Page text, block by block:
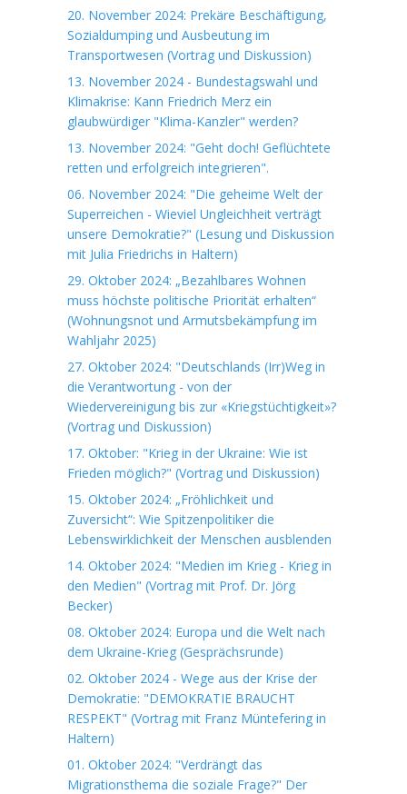
20. November 2024: Prekäre Beschäftigung,
Sozialdumping und Ausbeutung im
Transportwesen (Vortrag und Diskussion)
13. November 2024 - Bundestagswahl und
Klimakrise: Kann Friedrich Merz ein
glaubwürdiger "Klima-Kanzler" werden?
13. November 2024: "Geht doch! Geflüchtete
retten und erfolgreich integrieren".
06. November 2024: "Die geheime Welt der
Superreichen - Wieviel Ungleichheit verträgt
unsere Demokratie?" (Lesung und Diskussion
mit Julia Friedrichs in Haltern)
29. Oktober 2024: „Bezahlbares Wohnen
muss höchste politische Priorität erhalten“
(Wohnungsnot und Armutsbekämpfung im
Wahljahr 2025)
27. Oktober 2024: "Deutschlands (Irr)Weg in
die Verantwortung - von der
Wiedervereinigung bis zur «Kriegstüchtigkeit»?
(Vortrag und Diskussion)
17. Oktober: "Krieg in der Ukraine: Wie ist
Frieden möglich?" (Vortrag und Diskussion)
15. Oktober 2024: „Fröhlichkeit und
Zuversicht“: Wie Spitzenpolitiker die
Lebenswirklichkeit der Menschen ausblenden
14. Oktober 2024: "Medien im Krieg - Krieg in
den Medien" (Vortrag mit Prof. Dr. Jörg
Becker)
08. Oktober 2024: Europa und die Welt nach
dem Ukraine-Krieg (Gesprächsrunde)
02. Oktober 2024 - Wege aus der Krise der
Demokratie: "DEMOKRATIE BRAUCHT
RESPEKT" (Vortrag mit Franz Müntefering in
Haltern)
01. Oktober 2024: "Verdrängt das
Migrationsthema die soziale Frage?" Der